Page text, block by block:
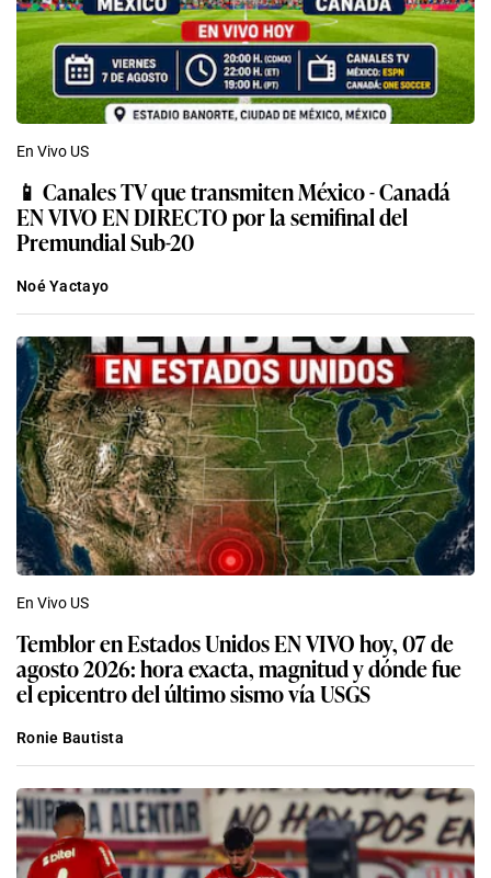
En Vivo US
📱 Canales TV que transmiten México - Canadá
EN VIVO EN DIRECTO por la semifinal del
Premundial Sub-20
Noé Yactayo
En Vivo US
Temblor en Estados Unidos EN VIVO hoy, 07 de
agosto 2026: hora exacta, magnitud y dónde fue
el epicentro del último sismo vía USGS
Ronie Bautista